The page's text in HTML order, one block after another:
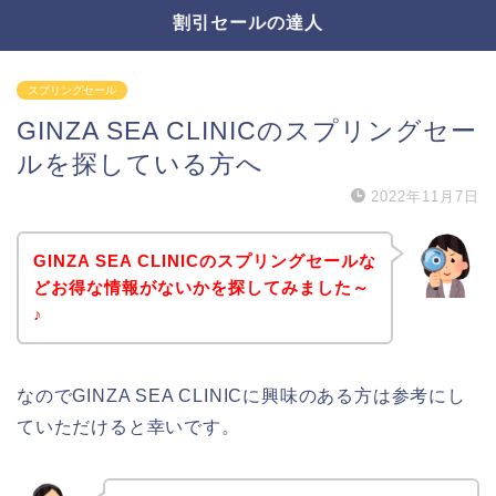
割引セールの達人
スプリングセール
GINZA SEA CLINICのスプリングセー
ルを探している方へ
2022年11月7日
GINZA SEA CLINICのスプリングセールな
どお得な情報がないかを探してみました～
♪
なのでGINZA SEA CLINICに興味のある方は参考にし
ていただけると幸いです。